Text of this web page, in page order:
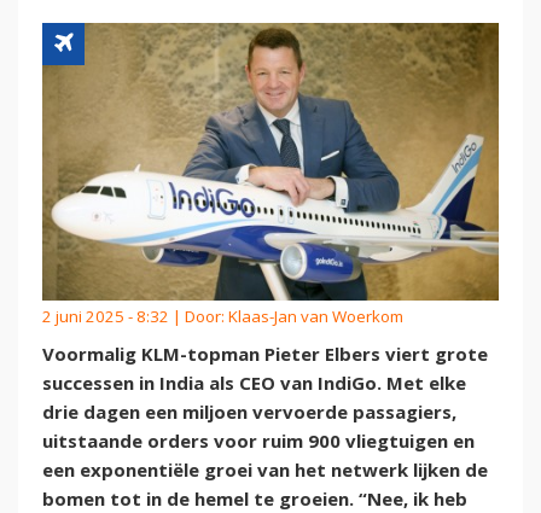
2 juni 2025 - 8:32 | Door: Klaas-Jan van Woerkom
Voormalig KLM-topman Pieter Elbers viert grote
successen in India als CEO van IndiGo. Met elke
drie dagen een miljoen vervoerde passagiers,
uitstaande orders voor ruim 900 vliegtuigen en
een exponentiële groei van het netwerk lijken de
bomen tot in de hemel te groeien. “Nee, ik heb